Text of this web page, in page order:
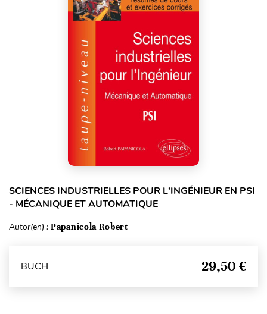
SCIENCES INDUSTRIELLES POUR L'INGÉNIEUR EN PSI
- MÉCANIQUE ET AUTOMATIQUE
Autor(en) : Papanicola Robert
BUCH 29,50 €